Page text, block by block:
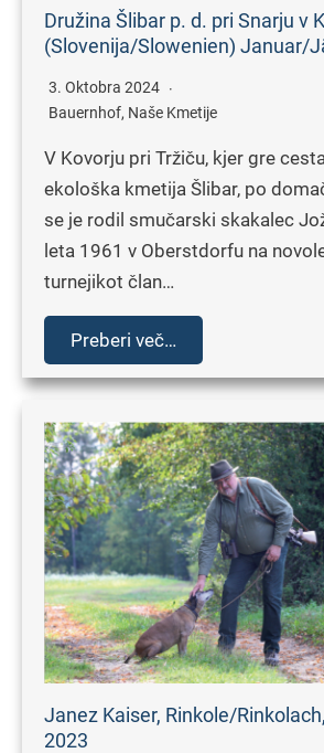
Družina Šlibar p. d. pri Snarju v
(Slovenija/Slowenien) Januar/
3. Oktobra 2024
Bauernhof, Naše Kmetije
V Kovorju pri Tržiču, kjer gre
ekološka kmetija Šlibar, po
se je rodil smučarski skakalec
leta 1961 v Oberstdorfu na
turnejikot član…
Preberi več…
Janez Kaiser, Rinkole/
2023